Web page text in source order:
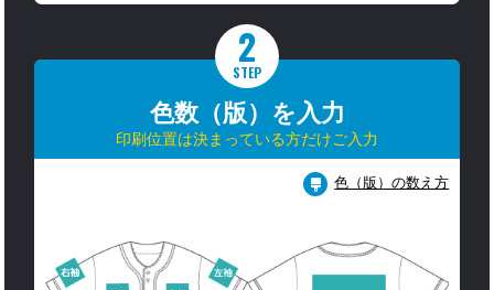
2
STEP
色数（版）を入力
印刷位置は決まっている方だけご入力
色（版）の数え方